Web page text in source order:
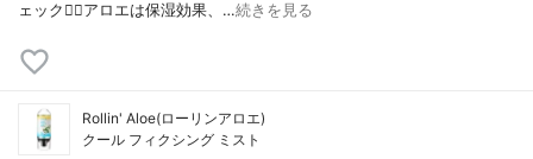
ェック🙆‍♀️アロエは保湿効果、…続きを見る
Rollin' Aloe(ローリンアロエ)
クール フィクシング ミスト